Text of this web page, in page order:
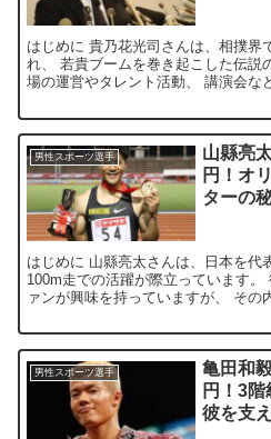
はじめに 貴乃花光司さんは、相撲界
れ、 若貴ブームを巻き起こした伝説
場の運営やタレント活動、 講演会な
男性スポーツ選手
山縣亮
円！オ
ターの
はじめに 山縣亮太さんは、日本を代
100m走での活躍が際立っています
ァンが興味を持っていますが、 その
男性スポーツ選手
亀田和
円！3
彼を支